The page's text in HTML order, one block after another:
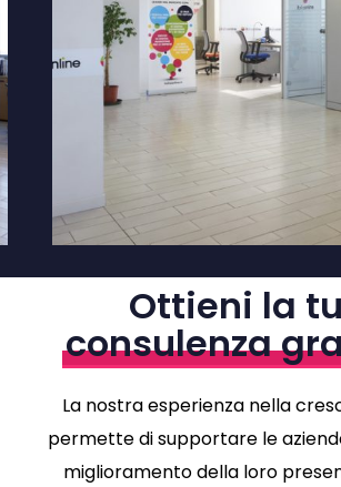
Ottieni la
consulenza
La nostra esperienza nella
permette di supportare le
miglioramento della loro